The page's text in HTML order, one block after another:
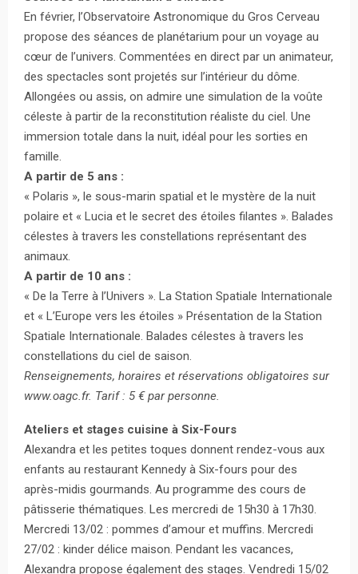
En février, l’Observatoire Astronomique du Gros Cerveau
propose des séances de planétarium pour un voyage au
cœur de l’univers. Commentées en direct par un animateur,
des spectacles sont projetés sur l’intérieur du dôme.
Allongées ou assis, on admire une simulation de la voûte
céleste à partir de la reconstitution réaliste du ciel. Une
immersion totale dans la nuit, idéal pour les sorties en
famille.
A partir de 5 ans :
« Polaris », le sous-marin spatial et le mystère de la nuit
polaire et « Lucia et le secret des étoiles filantes ». Balades
célestes à travers les constellations représentant des
animaux.
A partir de 10 ans :
« De la Terre à l’Univers ». La Station Spatiale Internationale
et « L’Europe vers les étoiles » Présentation de la Station
Spatiale Internationale. Balades célestes à travers les
constellations du ciel de saison.
Renseignements, horaires et réservations obligatoires sur
www.oagc.fr. Tarif : 5 € par personne.
Ateliers et stages cuisine à Six-Fours
Alexandra et les petites toques donnent rendez-vous aux
enfants au restaurant Kennedy à Six-fours pour des
après-midis gourmands. Au programme des cours de
pâtisserie thématiques. Les mercredi de 15h30 à 17h30.
Mercredi 13/02 : pommes d’amour et muffins. Mercredi
27/02 : kinder délice maison. Pendant les vacances,
Alexandra propose également des stages. Vendredi 15/02